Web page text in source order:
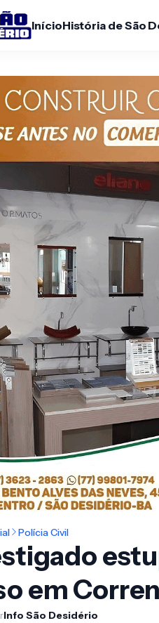
InícioHistória de São
Polícia Civil
em
Info São Desidério